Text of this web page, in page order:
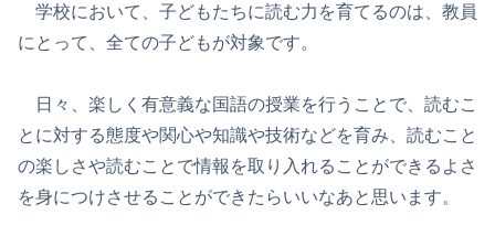
学校において、子どもたちに読む力を育てるのは、教員
にとって、全ての子どもが対象です。
日々、楽しく有意義な国語の授業を行うことで、読むこ
とに対する態度や関心や知識や技術などを育み、読むこと
の楽しさや読むことで情報を取り入れることができるよさ
を身につけさせることができたらいいなあと思います。